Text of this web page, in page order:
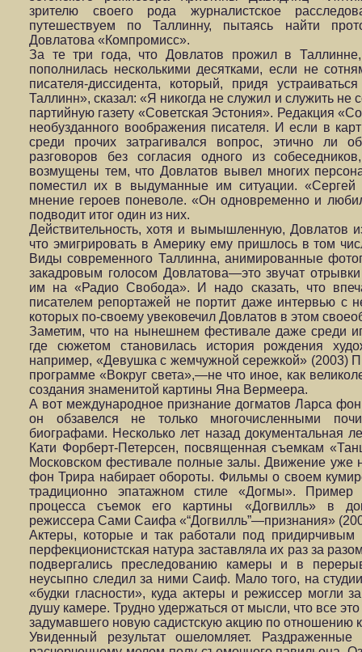
зрителю своего рода журналистское
путешествуем по Таллинну, пытаясь найти
Довлатова «Компромисс».
За те три года, что Довлатов прожил в Таллинне,
пополнилась несколькими десятками, если не
писателя-диссидента, который, придя
Таллинн», сказал: «Я никогда не служил и служить не
партийную газету «Советская Эстония». Редакция
необузданного воображения писателя. И если в
среди прочих затрагивался вопрос, этично ли
разговоров без согласия одного из
возмущены тем, что Довлатов вывел многих
поместил их в выдуманные им ситуации.
мнение героев поневоле. «Он одновременно и
подводит итог один из них.
Действительность, хотя и вымышленную, Довлатов
что эмигрировать в Америку ему пришлось в том
Виды современного Таллинна, анимированные
закадровым голосом Довлатова—это звучат
им на «Радио Свобода». И надо сказать, что
писателем репортажей не портит даже интервью с
которых по-своему увековечил Довлатов в этом
Заметим, что на нынешнем фестивале даже среди
где сюжетом становилась история рождения
например, «Девушка с жемчужной сережкой» (2003)
программе «Вокруг света»,—не что иное, как
создания знаменитой картины Яна Вермеера.
А вот международное признание догматов Ларса фон
он обзавелся не только многочисленными
биографами. Несколько лет назад документальная
Кати Форберт-Петерсен, посвященная съемкам
Московском фестивале полные залы. Движение уже
фон Трира набирает обороты. Фильмы о своем
традиционно эпатажном стиле «Догмы». Пример
процесса съемок его картины «Догвилль» в
режиссера Сами Саифа «“Догвилль”—признания»
Актеры, которые и так работали под
перфекционистская натура заставляла их раз за
подвергались преследованию камеры и в
неусыпно следил за ними Саиф. Мало того, на
«будки гласности», куда актеры и режиссер могли
душу камере. Трудно удержаться от мысли, что все
задумавшего новую садистскую акцию по отношению
Увиденный результат ошеломляет.